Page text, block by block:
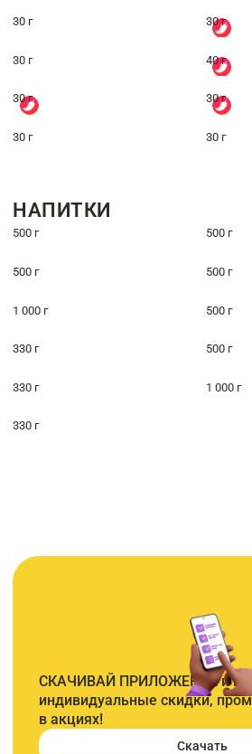
30 г 30 г
30 г 40 г
30 г 30 г
30 г 30 г
НАПИТКИ
500 г 500 г
500 г 500 г
1 000 г 500 г
330 г 500 г
330 г 1 000 г
330 г
СКАЧИВАЙ ПРИЛОЖЕНИЕ и
индивидуальные скидки,
в акциях!
Скачать